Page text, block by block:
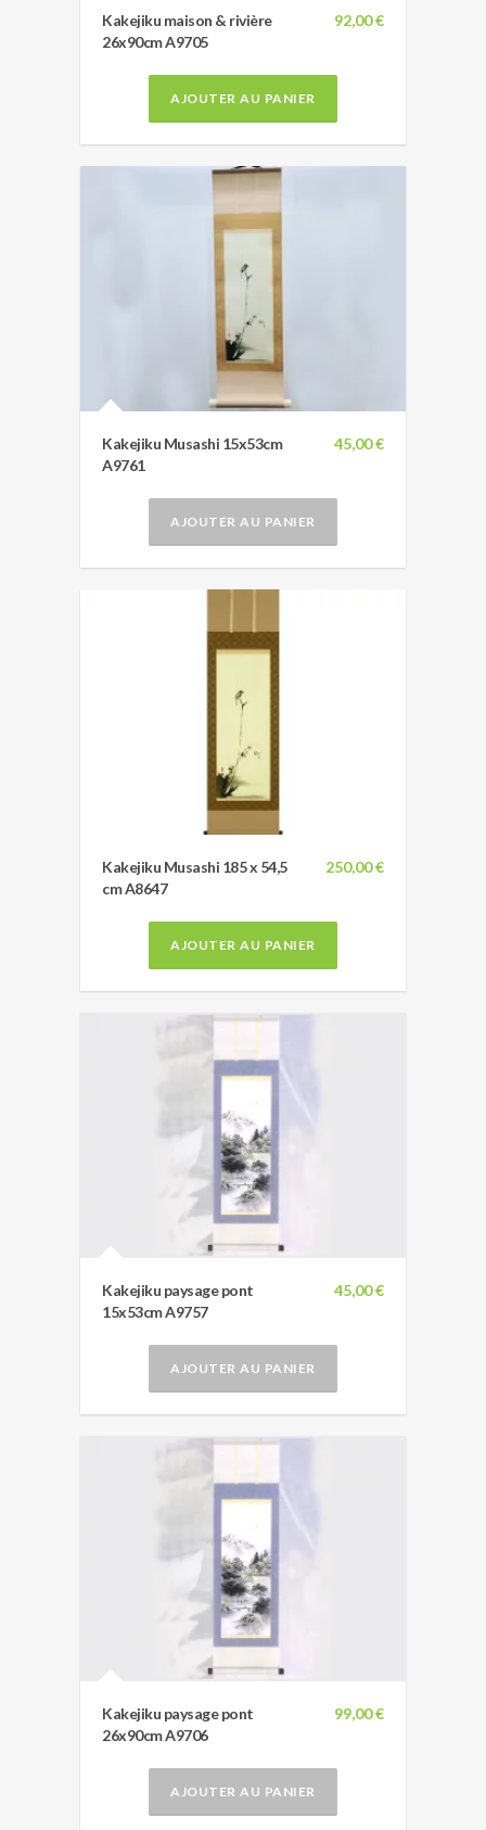
92,00 €
Kakejiku maison & rivière
26x90cm A9705
AJOUTER AU PANIER
45,00 €
Kakejiku Musashi 15x53cm
A9761
AJOUTER AU PANIER
250,00 €
Kakejiku Musashi 185 x 54,5
cm A8647
AJOUTER AU PANIER
45,00 €
Kakejiku paysage pont
15x53cm A9757
AJOUTER AU PANIER
99,00 €
Kakejiku paysage pont
26x90cm A9706
AJOUTER AU PANIER